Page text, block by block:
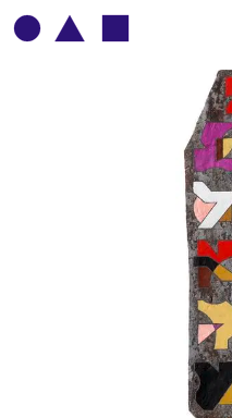
BRUNO